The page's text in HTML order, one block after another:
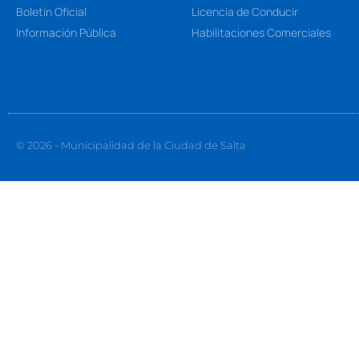
Boletín Oficial
Información Pública
Licencia de Conducir
Habilitaciones Comerciales
© 2026 - Municipalidad de la Ciudad de Salta